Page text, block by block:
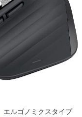
エルゴノミクスタイプ